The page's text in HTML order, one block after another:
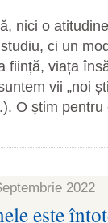
nici o
ci un
ființă, viața
vii „noi
O știm
2022
este